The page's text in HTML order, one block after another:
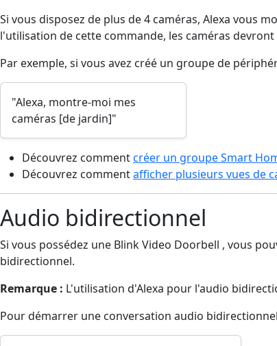
Si vous disposez de plus de 4 caméras, Alexa vous
l'utilisation de cette commande, les caméras
Par exemple, si vous avez créé un groupe de
"Alexa, montre-moi mes
caméras [de jardin]"
Découvrez commentcréer un groupe Smart
Découvrez commentafficher plusieurs vues de
Audio bidirectionnel
Si vous possédez une Blink Video Doorbell , vous
bidirectionnel.
Remarque : L'utilisation d'Alexa pour l'audio
Pour démarrer une conversation audio